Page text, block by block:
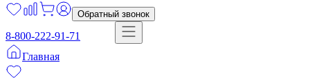
Обратный звонок
8-800-222-91-71
Главная